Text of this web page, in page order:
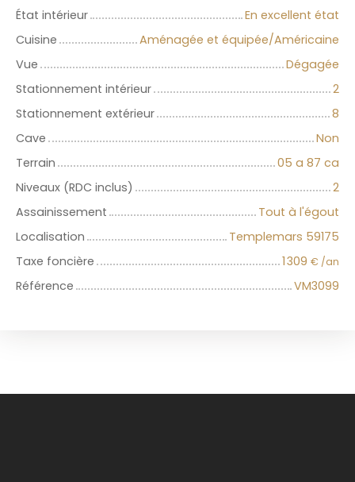
État intérieur
En excellent état
Cuisine
Aménagée et équipée/Américaine
Vue
Dégagée
Stationnement intérieur
2
Stationnement extérieur
8
Cave
Non
Terrain
05 a 87 ca
Niveaux (RDC inclus)
2
Assainissement
Tout à l'égout
Localisation
Templemars 59175
Taxe foncière
1 309 € /an
Référence VM3099